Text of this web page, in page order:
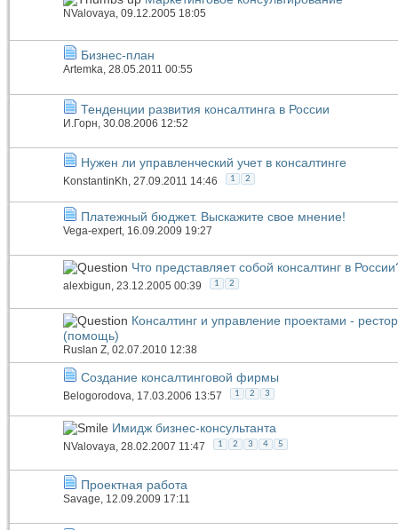
NValovaya , 09.12.2005 18:05
Бизнес-план
Artemka, 28.05.2011 00:55
Тенденции развития консалтинга в России
И.Горн , 30.08.2006 12:52
Нужен ли управленческий учет в консалтинге
KonstantinKh, 27.09.2011 14:46 1 2
Платежный бюджет. Выскажите свое мнение!
Vega-expert , 16.09.2009 19:27
Что представляет собой консалтинг в
alexbigun, 23.12.2005 00:39 1 2
Консалтинг и управление проектами -
(помощь)
Ruslan Z, 02.07.2010 12:38
Создание консалтинговой фирмы
Belogorodova, 17.03.2006 13:57 1 2 3
Имидж бизнес-консультанта
NValovaya, 28.02.2007 11:47 1 2 3 4 5
Проектная работа
Savage, 12.09.2009 17:11